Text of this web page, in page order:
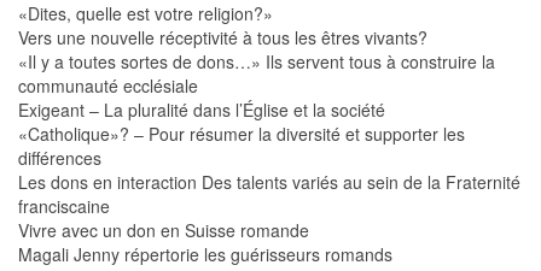
«Dites, quelle est votre religion?»
Vers une nouvelle réceptivité à tous les êtres vivants?
«Il y a toutes sortes de dons…» Ils servent tous à construire la
communauté ecclésiale
Exigeant – La pluralité dans l’Église et la société
«Catholique»? – Pour résumer la diversité et supporter les
différences
Les dons en interaction Des talents variés au sein de la Fraternité
franciscaine
Vivre avec un don en Suisse romande
Magali Jenny répertorie les guérisseurs romands